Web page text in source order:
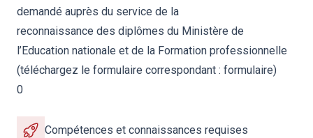
demandé auprès du service de la
reconnaissance des diplômes du Ministère de
l’Education nationale et de la Formation professionnelle
(téléchargez le formulaire correspondant : formulaire)
0
Compétences et connaissances requises